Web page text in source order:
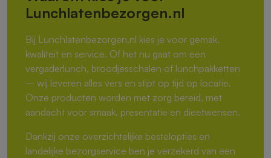
Lunchlatenbezorgen.nl
Bij Lunchlatenbezorgen.nl kies je voor gemak,
kwaliteit en service. Of het nu gaat om een
vergaderlunch, broodjesschalen of lunchpakketten
– wij leveren alles vers en stipt op tijd op locatie.
Onze producten worden met zorg bereid, met
aandacht voor smaak, presentatie en dieetwensen.
Dankzij onze overzichtelijke bestelopties en
landelijke bezorgservice ben je verzekerd van een